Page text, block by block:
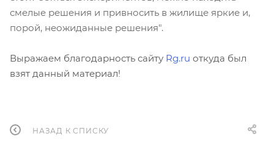
смелые решения и привносить в жилище яркие и,
порой, неожиданные решения".
Выражаем благодарность сайту Rg.ru откуда был
взят данный материал!
НАЗАД К СПИСКУ